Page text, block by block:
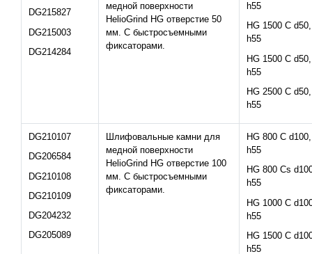
DG215827
DG215003
DG214284
медной поверхности
HelioGrind HG отверстие 50
мм. С быстросъемными
фиксаторами.
h55
HG 1500 C d50,
h55
HG 1500 C d50,
h55
HG 2500 C d50,
h55
DG210107
DG206584
DG210108
DG210109
DG204232
DG205089
Шлифовальные камни для
медной поверхности
HelioGrind HG отверстие 100
мм. С быстросъемными
фиксаторами.
HG 800 C d100,
h55
HG 800 Cs
h55
HG 1000 C
h55
HG 1500 C
h55